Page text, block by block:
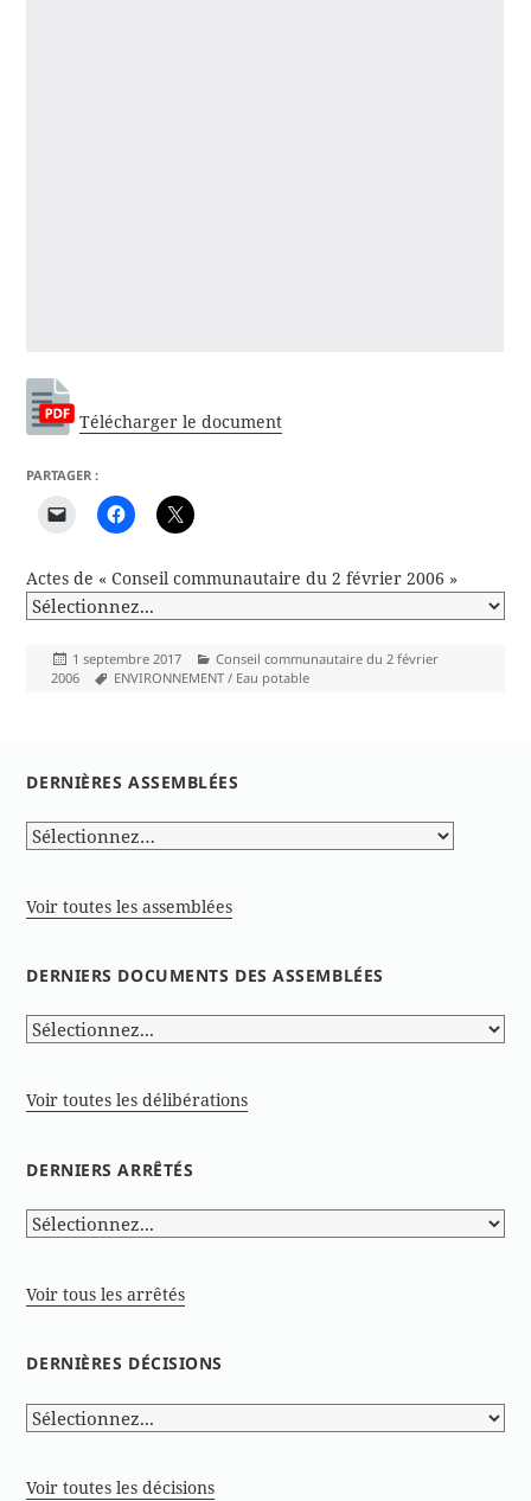
Télécharger le document
PARTAGER :
Actes de « Conseil communautaire du 2 février 2006 »
Publié
le
1 septembre 2017 Catégories
Conseil communautaire du 2 février
2006
Mots-
ENVIRONNEMENT / Eau potable
DERNIÈRES ASSEMBLÉES
Voir toutes les assemblées
DERNIERS DOCUMENTS DES ASSEMBLÉES
Voir toutes les délibérations
DERNIERS ARRÊTÉS
Voir tous les arrêtés
DERNIÈRES DÉCISIONS
Voir toutes les décisions